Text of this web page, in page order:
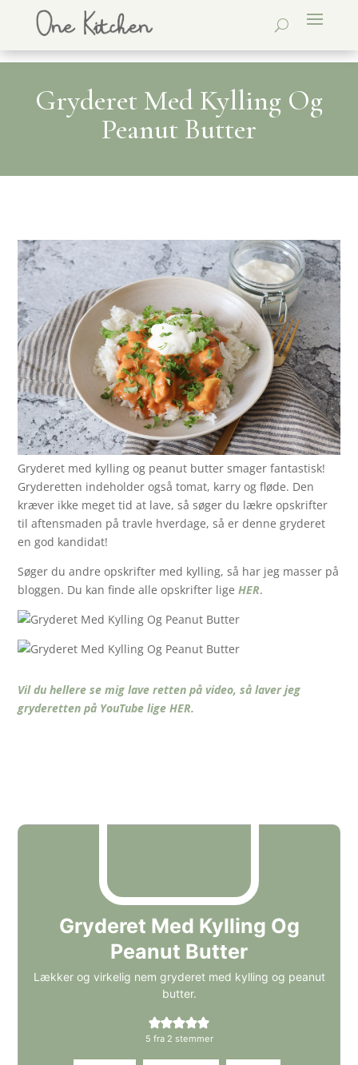
Gryderet Med Kylling Og
Peanut Butter
Gryderet med kylling og peanut butter smager fantastisk!
Gryderetten indeholder også tomat, karry og fløde. Den
kræver ikke meget tid at lave, så søger du lækre opskrifter
til aftensmaden på travle hverdage, så er denne gryderet
en god kandidat!
Søger du andre opskrifter med kylling, så har jeg masser på
bloggen. Du kan finde alle opskrifter ligeHER.
Vil du hellere se mig lave retten på video, så laver jeg
gryderetten på YouTube lige HER.
Gryderet Med Kylling Og
Peanut Butter
Lækker og virkelig nem gryderet med kylling og peanut
butter.
5 fra 2 stemmer